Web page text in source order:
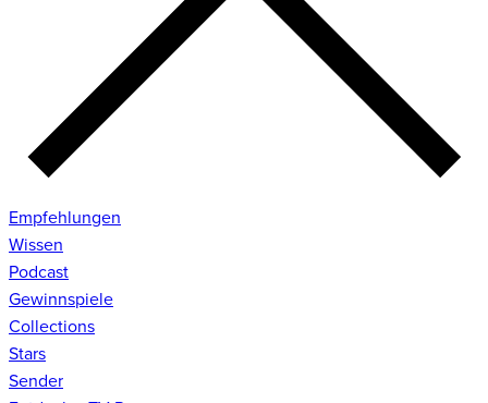
Empfehlungen
Wissen
Podcast
Gewinnspiele
Collections
Stars
Sender